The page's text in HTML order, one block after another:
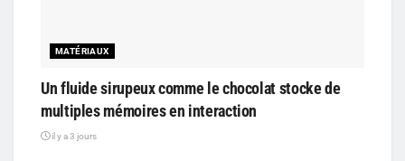
MATÉRIAUX
Un fluide sirupeux comme le chocolat stocke de
multiples mémoires en interaction
il y a 3 jours